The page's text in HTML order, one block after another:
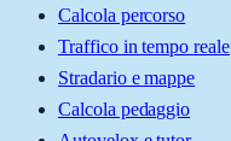
Calcola percorso
Traffico in tempo reale
Stradario e mappe
Calcola pedaggio